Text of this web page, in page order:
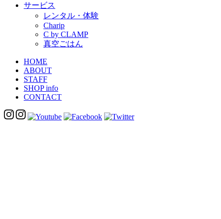
サービス
レンタル・体験
Charip
C by CLAMP
真空ごはん
HOME
ABOUT
STAFF
SHOP info
CONTACT